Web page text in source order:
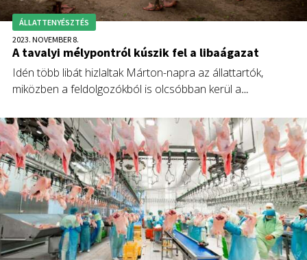
ÁLLATTENYÉSZTÉS
2023. NOVEMBER 8.
A tavalyi mélypontról kúszik fel a libaágazat
Idén több libát hizlaltak Márton-napra az állattartók,
miközben a feldolgozókból is olcsóbban kerül a
elnökének reményei szerint a fogyasztók is megéreznek